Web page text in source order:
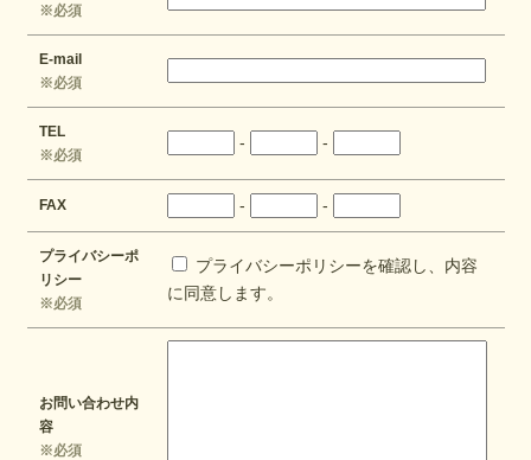
※必須
E-mail
※必須
TEL
※必須
- -
FAX - -
プライバシーポ
リシー
※必須
プライバシーポリシーを確認し、内容
に同意します。
お問い合わせ内
容
※必須